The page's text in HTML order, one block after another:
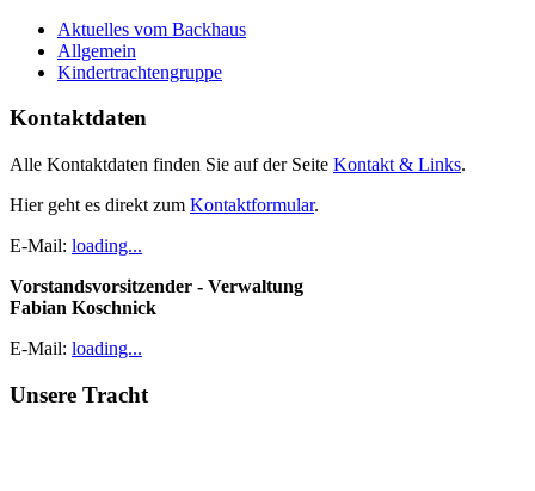
Aktuelles vom Backhaus
Allgemein
Kindertrachtengruppe
Kontaktdaten
Alle Kontaktdaten finden Sie auf der Seite Kontakt & Links.
Hier geht es direkt zum Kontaktformular.
E-Mail: loading...
Vorstandsvorsitzender - Verwaltung
Fabian Koschnick
E-Mail: loading...
Unsere Tracht